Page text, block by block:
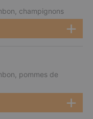
champignons
pommes de